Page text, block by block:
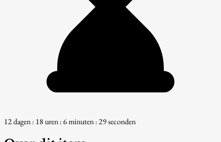
12 dagen : 18 uren : 6 minuten : 28 seconden